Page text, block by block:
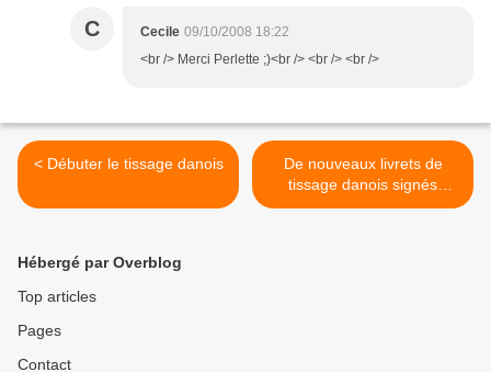
C Cecile 09/10/2008 18:22
<br /> Merci Perlette ;)<br /> <br /> <br />
< Débuter le tissage danois
De nouveaux livrets de
tissage danois signés
Babette VIVIAN ! >
Hébergé par Overblog
Top articles
Pages
Contact